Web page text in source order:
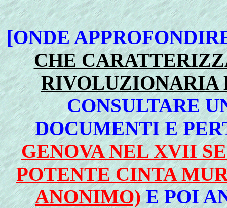
[ONDE
CHE
RIVOLUZIONARIA
CONSULTARE
DOCUMENTI E
GENOVA NEL XVII
POTENTE CINTA
ANONIMO)E POI